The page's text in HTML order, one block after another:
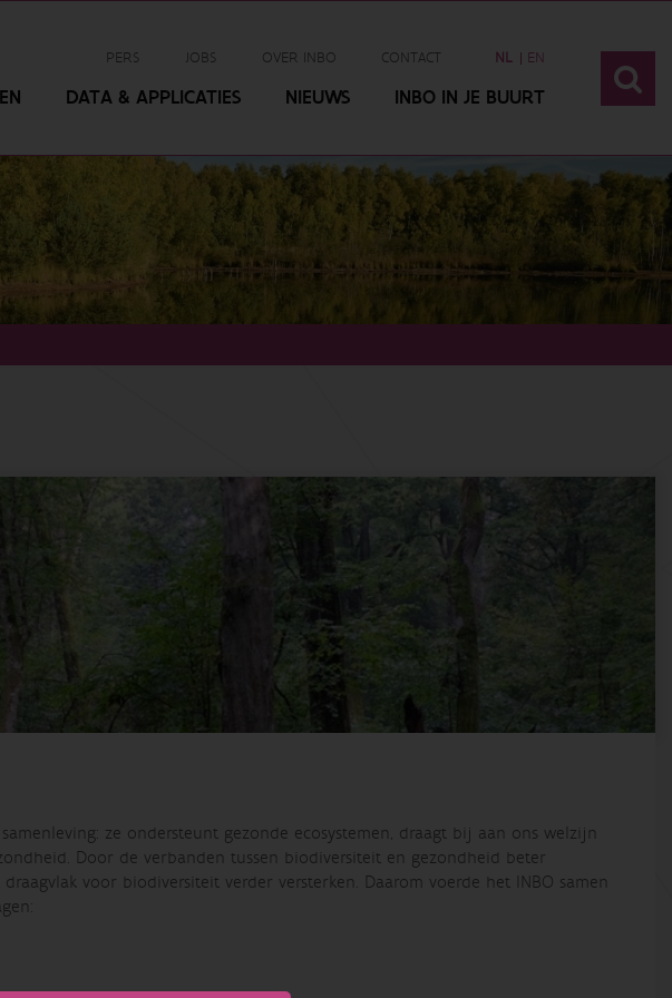
PERS JOBS OVER INBO CONTACT NL EN
DATA & APPLICATIES NIEUWS INBO IN JE BUURT
ze ondersteunt gezonde ecosystemen, draagt bij aan ons welzijn
Door de verbanden tussen biodiversiteit en gezondheid beter
voor biodiversiteit verder versterken. Daarom voerde het INBO samen